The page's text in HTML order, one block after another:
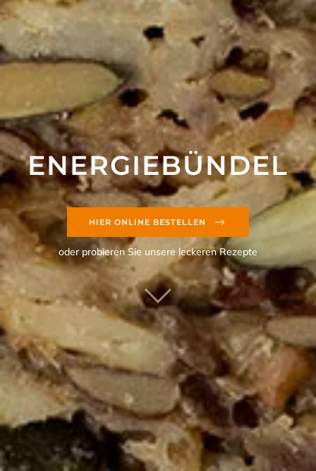
ENERGIE­BÜNDEL
HIER ONLINE BESTELLEN
oder probieren Sie unsere leckeren Rezepte